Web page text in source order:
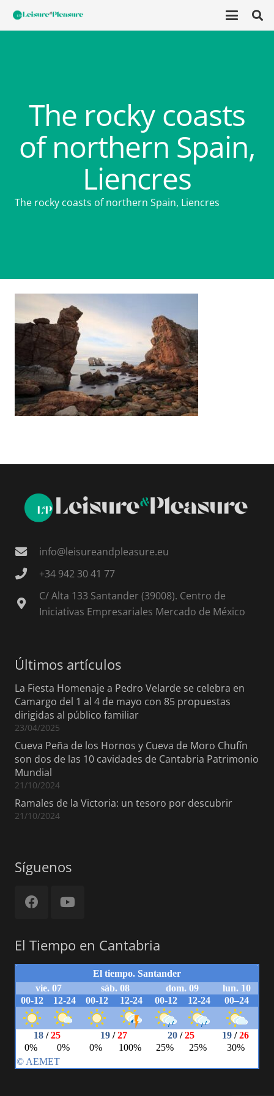
The rocky coasts
of northern Spain,
Liencres
The rocky coasts of northern Spain, Liencres
info@leisureandpleasure.eu
+34 942 30 41 77
C/ Alta 133 Santander (39008). Centro de
Iniciativas Empresariales Mercado de México
Últimos artículos
La Fiesta Homenaje a Pedro Velarde se celebra en
Camargo del 1 al 4 de mayo con 85 propuestas
dirigidas al público familiar
23/04/2025
Cueva Peña de los Hornos y Cueva de Moro Chufín
son dos de las 10 cavidades de Cantabria Patrimonio
Mundial
21/10/2024
Ramales de la Victoria: un tesoro por descubrir
21/10/2024
Síguenos
El Tiempo en Cantabria